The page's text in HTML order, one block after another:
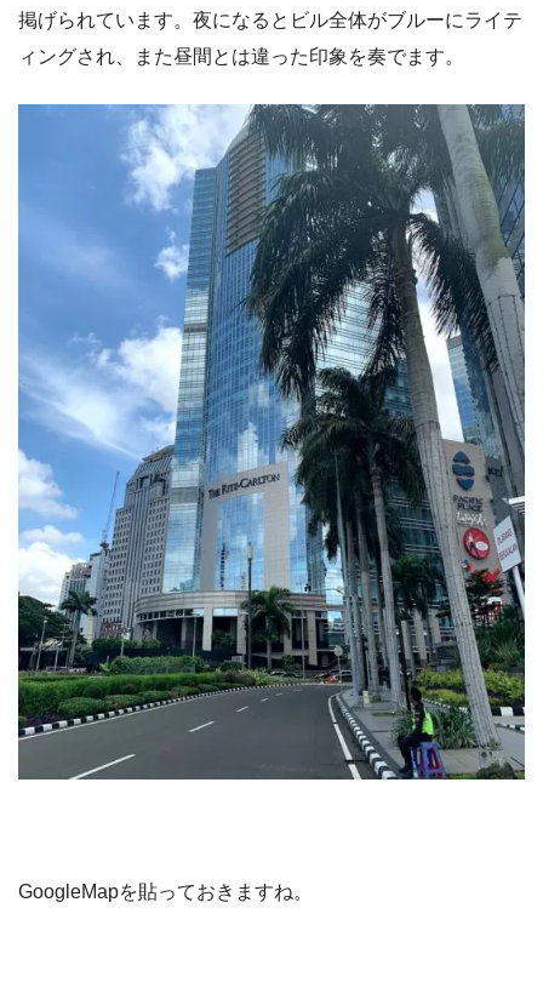
掲げられています。夜になるとビル全体がブルーにライテ
ィングされ、また昼間とは違った印象を奏でます。
GoogleMapを貼っておきますね。